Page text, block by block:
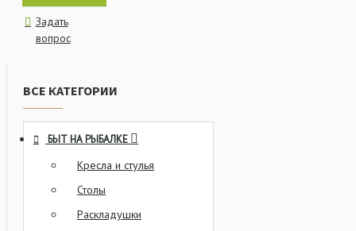
Задать
вопрос
ВСЕ КАТЕГОРИИ
БЫТ НА РЫБАЛКЕ
Кресла и стулья
Столы
Раскладушки